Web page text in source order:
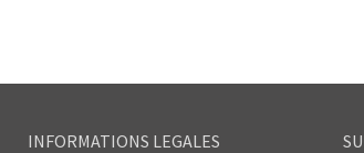
INFORMATIONS LEGALES